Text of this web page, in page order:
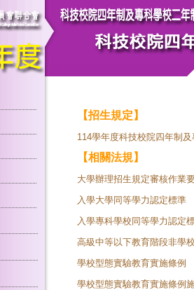
【招生規定】
114學年度科技校院四年制
【相關法規】
大學辦理招生規定審核作業
入學大學同等學力認定標準
入學專科學校同等學力認定
高級中等以下教育階段非學
學校型態實驗教育實施條例
學校型態實驗教育實施條例